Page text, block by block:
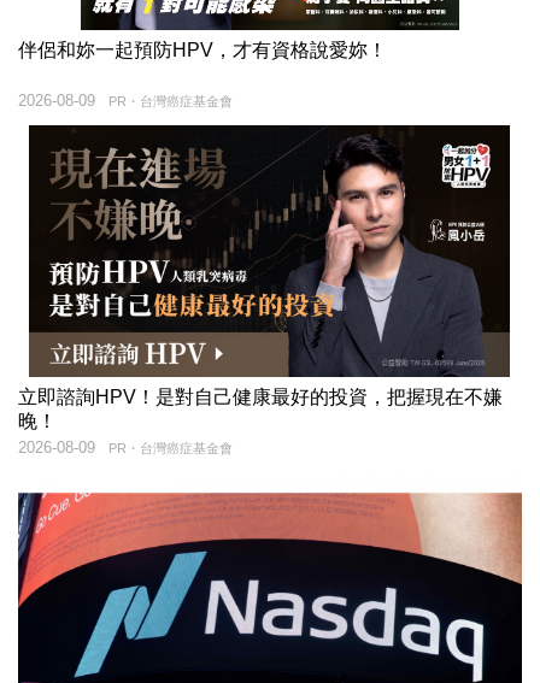
伴侶和妳一起預防HPV，才有資格說愛妳！
PR・台灣癌症基金會
2026-08-09
立即諮詢HPV！是對自己健康最好的投資，把握現在不嫌
晚！
PR・台灣癌症基金會
2026-08-09